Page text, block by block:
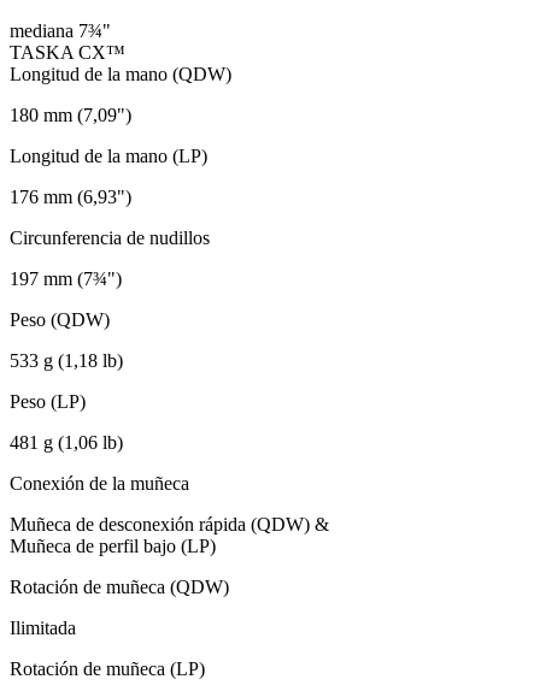
mediana 7¾"
TASKA CX™
Longitud de la mano (QDW)
180 mm (7,09")
Longitud de la mano (LP)
176 mm (6,93")
Circunferencia de nudillos
197 mm (7¾")
Peso (QDW)
533 g (1,18 lb)
Peso (LP)
481 g (1,06 lb)
Conexión de la muñeca
Muñeca de desconexión rápida (QDW) &
Muñeca de perfil bajo (LP)
Rotación de muñeca (QDW)
Ilimitada
Rotación de muñeca (LP)